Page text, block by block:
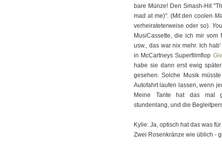
bare Münze! Den Smash-Hit
mad at me)". (Mit den coolen
verheirateterweise oder so).
MusiCassette, die ich mir vom
usw., das war nix mehr. Ich
in McCartneys Superfilmflop
habe sie dann erst ewig
gesehen. Solche Musik
Autofahrt laufen lassen, wenn
Meine Tante hat das mal
stundenlang, und die
Kylie: Ja, optisch hat das was
Zwei Rosenkränze wie üblich -